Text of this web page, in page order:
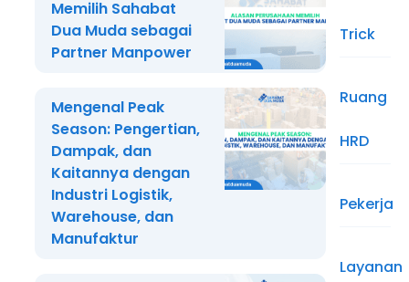
Memilih Sahabat
Dua Muda sebagai
Partner Manpower
Mengenal Peak
Season: Pengertian,
Dampak, dan
Kaitannya dengan
Industri Logistik,
Warehouse, dan
Manufaktur
Trick
Ruang
HRD
Pekerja
Layanan